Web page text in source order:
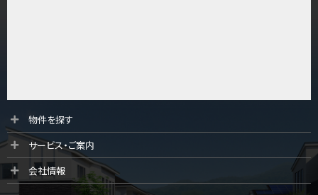
第10位
3,180万円
海老名駅
大規模開発分譲地内の新築戸建！開発道路は幅員４.…
物件を探す
サービス・ご案内
会社情報